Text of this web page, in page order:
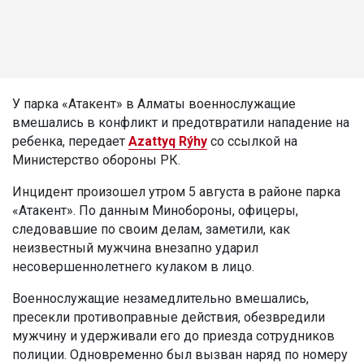
У парка «Атакент» в Алматы военнослужащие
вмешались в конфликт и предотвратили нападение на
ребенка, передает Azattyq Rýhy со ссылкой на
Министерство обороны РК.
Инцидент произошел утром 5 августа в районе парка
«Атакент». По данным Минобороны, офицеры,
следовавшие по своим делам, заметили, как
неизвестный мужчина внезапно ударил
несовершеннолетнего кулаком в лицо.
Военнослужащие незамедлительно вмешались,
пресекли противоправные действия, обезвредили
мужчину и удерживали его до приезда сотрудников
полиции. Одновременно был вызван наряд по номеру